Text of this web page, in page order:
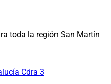
toda la región San Martín
Cdra 3